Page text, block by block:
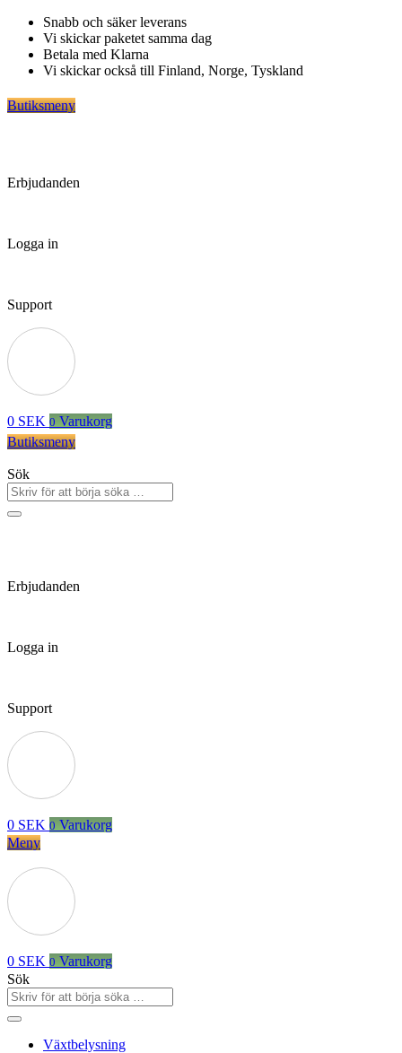
Hoppa
innehåll
Snabb och säker leverans
Vi skickar paketet samma dag
Betala med Klarna
Vi skickar också till Finland, Norge, Tyskland
Butiksmeny
Erbjudanden
Logga in
Support
0 SEK 0 Varukorg
Butiksmeny
Sök
Erbjudanden
Logga in
Support
0 SEK 0 Varukorg
Meny
0 SEK 0 Varukorg
Sök
Växtbelysning